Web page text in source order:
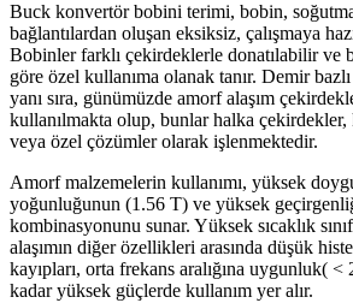
Buck konvertör bobini terimi, bobin, soğutma
bağlantılardan oluşan eksiksiz, çalışmaya
Bobinler farklı çekirdeklerle donatılabilir ve
göre özel kullanıma olanak tanır. Demir
yanı sıra, günümüzde amorf alaşım
kullanılmakta olup, bunlar halka
veya özel çözümler olarak işlenmektedir.
Amorf malzemelerin kullanımı, yüksek
yoğunluğunun (1.56 T) ve yüksek
kombinasyonunu sunar. Yüksek sıcaklık
alaşımın diğer özellikleri arasında düşük
kayıpları, orta frekans aralığına uygunluk(
kadar yüksek güçlerde kullanım yer alır.